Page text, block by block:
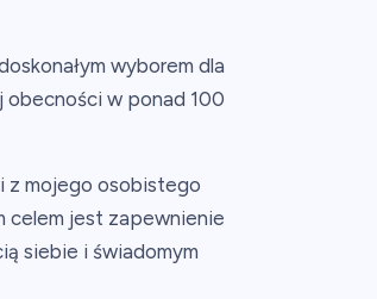
wyborem dla
obecności w ponad 100
z mojego osobistego
celem jest zapewnienie
siebie i świadomym